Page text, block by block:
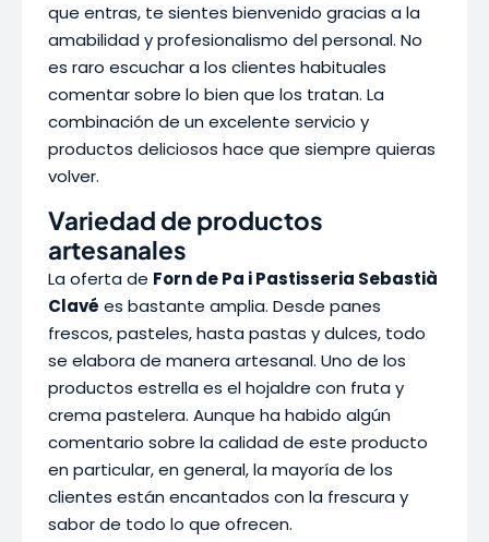
que entras, te sientes bienvenido gracias a la
amabilidad y profesionalismo del personal. No
es raro escuchar a los clientes habituales
comentar sobre lo bien que los tratan. La
combinación de un excelente servicio y
productos deliciosos hace que siempre quieras
volver.
Variedad de productos
artesanales
La oferta de Forn de Pa i Pastisseria Sebastià
Clavé es bastante amplia. Desde panes
frescos, pasteles, hasta pastas y dulces, todo
se elabora de manera artesanal. Uno de los
productos estrella es el hojaldre con fruta y
crema pastelera. Aunque ha habido algún
comentario sobre la calidad de este producto
en particular, en general, la mayoría de los
clientes están encantados con la frescura y
sabor de todo lo que ofrecen.